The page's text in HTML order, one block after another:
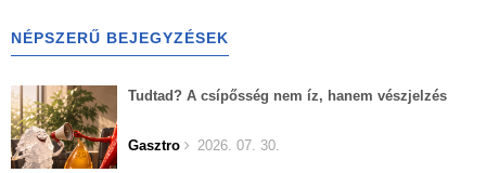
NÉPSZERŰ BEJEGYZÉSEK
Tudtad? A csípősség nem íz, hanem vészjelzés
Gasztro 2026. 07. 30.